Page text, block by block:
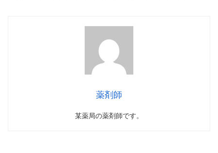
薬剤師
某薬局の薬剤師です。